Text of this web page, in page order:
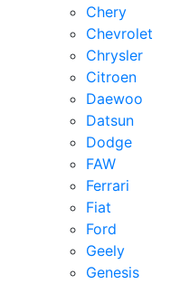
Chery
Chevrolet
Chrysler
Citroen
Daewoo
Datsun
Dodge
FAW
Ferrari
Fiat
Ford
Geely
Genesis